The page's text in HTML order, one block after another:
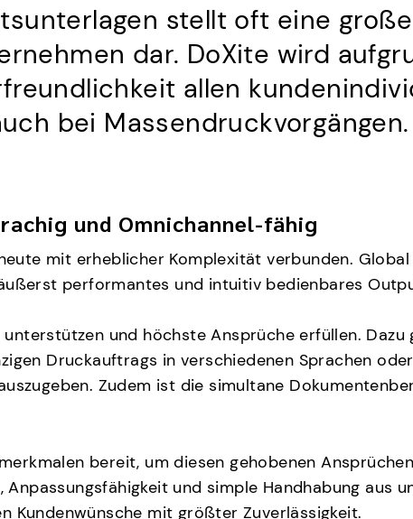
stellt oft eine
dar. DoXite wird
allen
bei Massendruckvorgängen.
und Omnichannel-fähig
mit erheblicher Komplexität verbunden.
performantes und intuitiv bedienbares
und höchste Ansprüche erfüllen.
Druckauftrags in verschiedenen Sprachen
Zudem ist die simultane
bereit, um diesen gehobenen
und simple Handhabung aus
Kundenwünsche mit größter Zuverlässigkeit.